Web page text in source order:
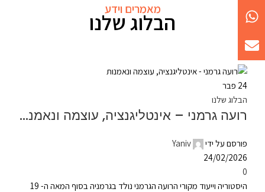
מאמרים וידע
הבלוג שלנו
24 פבר
הבלוג שלנו
רועה גרמני – אינטליגנציה, עוצמה ונאמנות
פורסם על ידי
Yaniv
24/02/2026
0
היסטוריה וייעוד מקורי הרועה הגרמני נולד בגרמניה בסוף המאה ה- 19